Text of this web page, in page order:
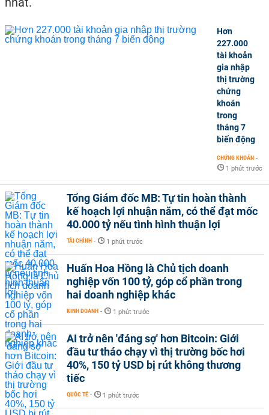
Hơn
227.000
tài khoản
gia nhập
thị trường
chứng
khoán
trong
tháng 7
biến động
CHỨNG KHOÁN -
1 phút trước
Tổng Giám đốc MB: Tự tin hoàn thành
kế hoạch lợi nhuận năm, có thể đạt mốc
40.000 tỷ nếu tình hình thuận lợi
TÀI CHÍNH - 1 phút trước
Huấn Hoa Hồng là Chủ tịch doanh
nghiệp vốn 100 tỷ, góp cổ phần trong
hai doanh nghiệp khác
KINH DOANH - 1 phút trước
AI trở nên 'đáng sợ' hơn Bitcoin: Giới
đầu tư tháo chạy vì thị trường bốc hơi
40%, 150 tỷ USD bị rút không thương
tiếc
QUỐC TẾ - 1 phút trước